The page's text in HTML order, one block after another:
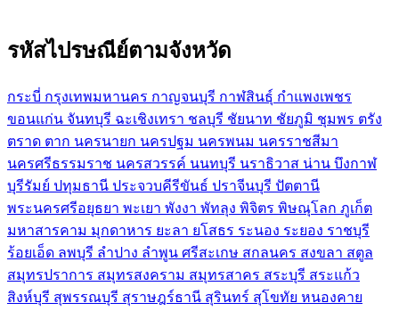
รหัสไปรษณีย์ตามจังหวัด
กระบี่ กรุงเทพมหานคร กาญจนบุรี กาฬสินธุ์ กำแพงเพชร
ขอนแก่น จันทบุรี ฉะเชิงเทรา ชลบุรี ชัยนาท ชัยภูมิ ชุมพร ตรัง
ตราด ตาก นครนายก นครปฐม นครพนม นครราชสีมา
นครศรีธรรมราช นครสวรรค์ นนทบุรี นราธิวาส น่าน บึงกาฬ
บุรีรัมย์ ปทุมธานี ประจวบคีรีขันธ์ ปราจีนบุรี ปัตตานี
พระนครศรีอยุธยา พะเยา พังงา พัทลุง พิจิตร พิษณุโลก ภูเก็ต
มหาสารคาม มุกดาหาร ยะลา ยโสธร ระนอง ระยอง ราชบุรี
ร้อยเอ็ด ลพบุรี ลำปาง ลำพูน ศรีสะเกษ สกลนคร สงขลา สตูล
สมุทรปราการ สมุทรสงคราม สมุทรสาคร สระบุรี สระแก้ว
สิงห์บุรี สุพรรณบุรี สุราษฎร์ธานี สุรินทร์ สุโขทัย หนองคาย